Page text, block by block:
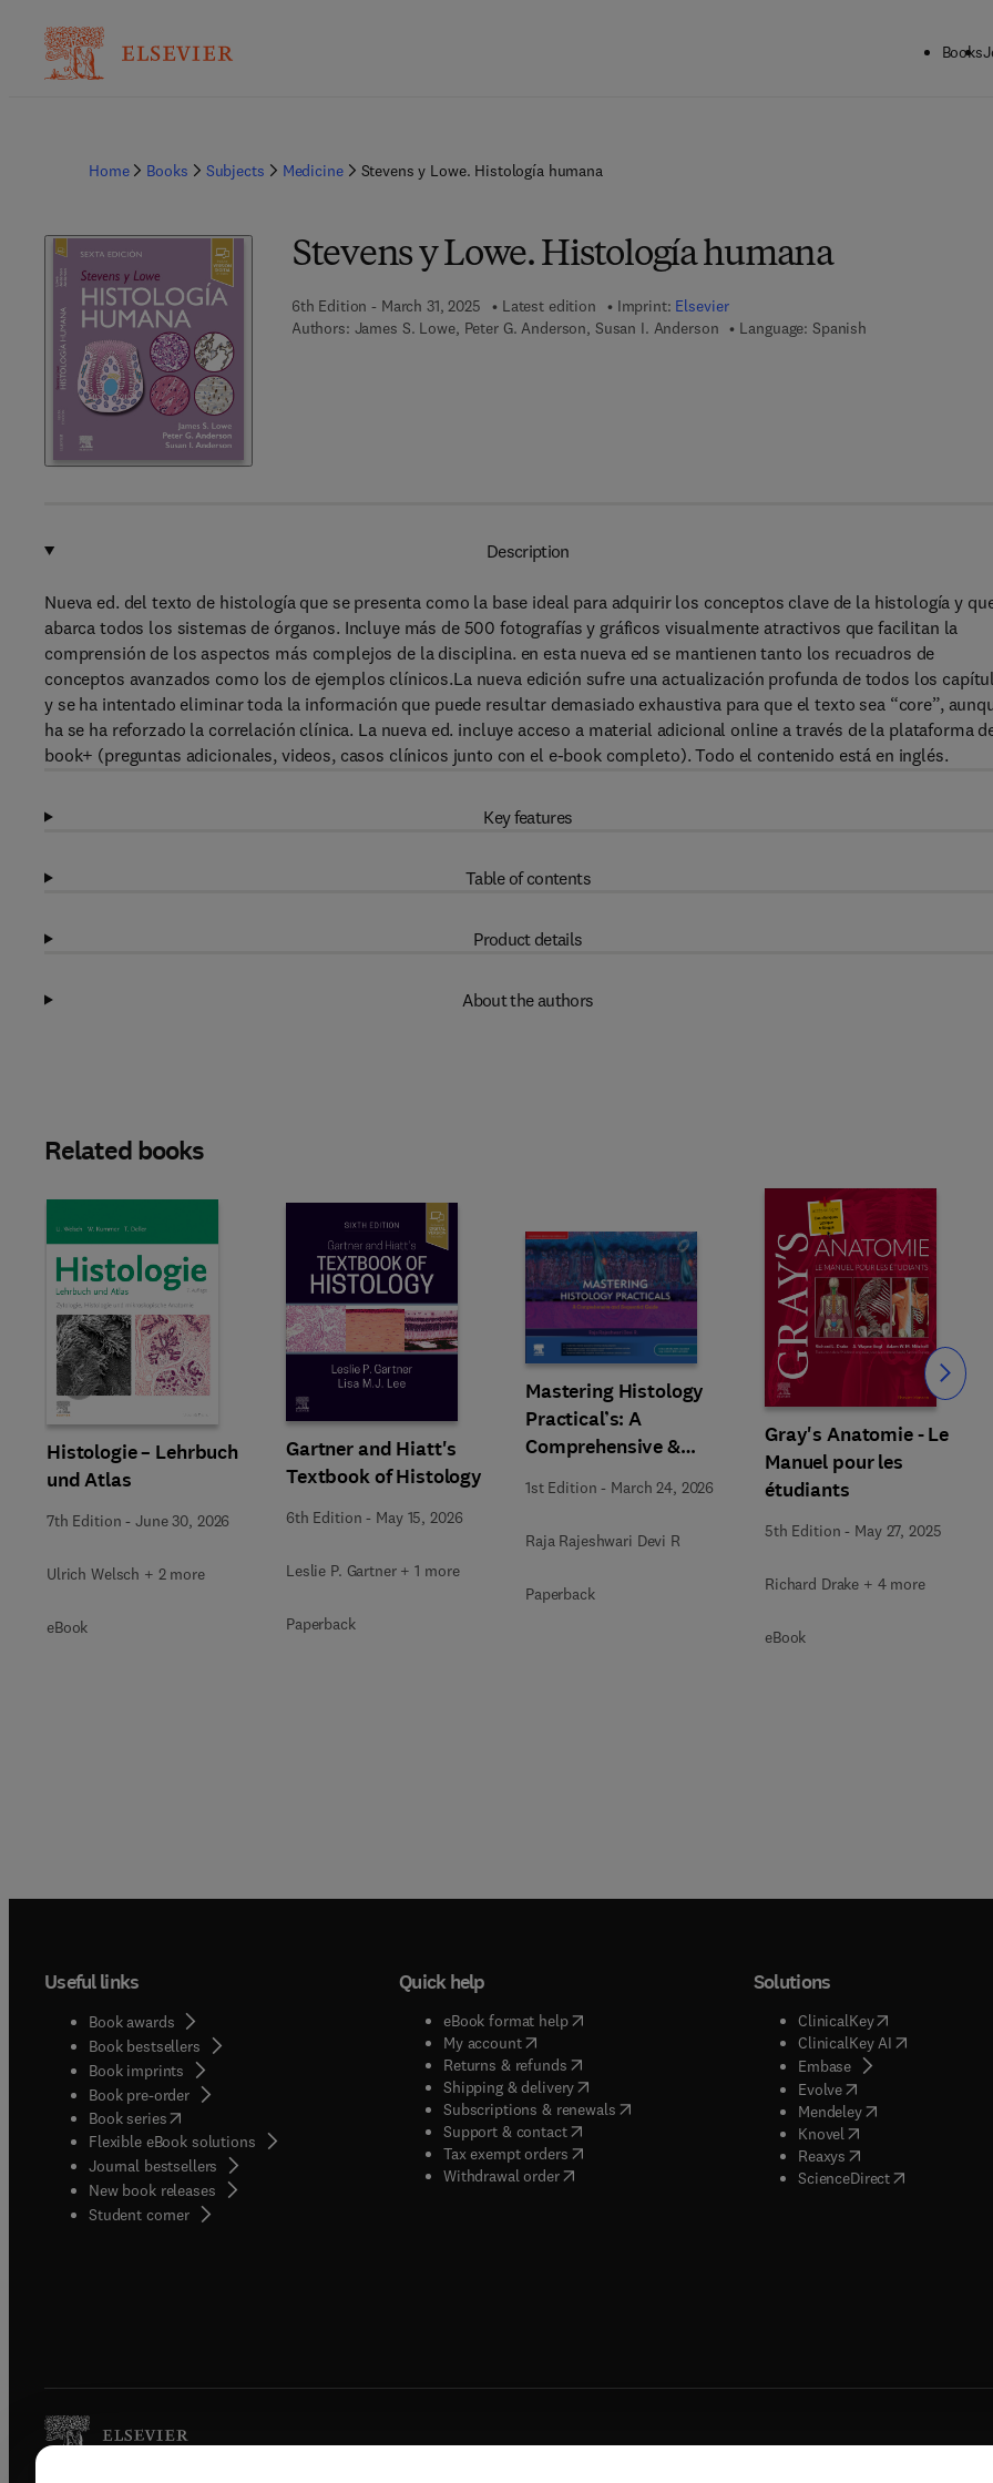
Books
Home Books Subjects Medicine Stevens y Lowe. Histología humana
Stevens y Lowe. Histología humana
6th Edition - March 31, 2025 Latest edition Imprint: Elsevier
Authors: James S. Lowe, Peter G. Anderson, Susan I. Anderson Language: Spanish
Description
Nueva ed. del texto de histología que se presenta como la base ideal para adquirir los conceptos clave de la histología y
abarca todos los sistemas de órganos. Incluye más de 500 fotografías y gráficos visualmente atractivos que facilitan la
comprensión de los aspectos más complejos de la disciplina. en esta nueva ed se mantienen tanto los recuadros de
conceptos avanzados como los de ejemplos clínicos.La nueva edición sufre una actualización profunda de todos los
y se ha intentado eliminar toda la información que puede resultar demasiado exhaustiva para que el texto sea “core”,
ha se ha reforzado la correlación clínica. La nueva ed. incluye acceso a material adicional online a través de la plataforma
book+ (preguntas adicionales, videos, casos clínicos junto con el e-book completo). Todo el contenido está en inglés.
Key features
Table of contents
Product details
About the authors
Related books
Histologie – Lehrbuch
und Atlas
7th Edition -June 30, 2026
Ulrich Welsch + 2 more
eBook
Gartner and Hiatt's
Textbook of Histology
6th Edition - May 15, 2026
Leslie P. Gartner + 1 more
Paperback
Mastering Histology
Practical’s: A
Comprehensive &
Sequential Guide
1st Edition - March 24, 2026
Raja Rajeshwari Devi R
Paperback
Gray's Anatomie - Le
Manuel pour les
étudiants
5th Edition - May 27, 2025
Richard Drake + 4 more
eBook
Slide Slide
Useful links
Book awards
Book bestsellers
Book imprints
Book pre-order
Book series(opens in new tab/window
Flexible eBook solutions
Journal bestsellers
New book releases
Student corner( opens in new tab/window
Quick help
eBook format help( opens in new tab/window
My account( opens in new tab/window
Returns & refunds( opens in new tab/window
Shipping & delivery(opens in new tab/window
Subscriptions & renewals( opens in new tab/window
)
Support & contact( opens in new tab/window
Tax exempt orders( opens in new tab/window
Withdrawal order
Solutions
ClinicalKey(opens in new
ClinicalKey AI( opens in new
Embase( opens in new tab/
Evolve( opens in new tab/
Mendeley( opens in new tab/
Knovel opens in new tab/
Reaxys opens in new tab/
ScienceDirect( opens in new